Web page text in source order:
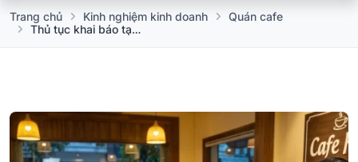
Trang chủ Kinh nghiệm kinh doanh
Quán cafe
Thủ tục khai báo tạm trú cho nhân viên ở lại bảo vệ quán cafe qua đêm